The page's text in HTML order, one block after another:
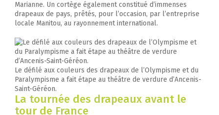
Marianne. Un cortège également constitué d’immenses
drapeaux de pays, prêtés, pour l’occasion, par l’entreprise
locale Manitou, au rayonnement international.
Le défilé aux couleurs des drapeaux de l’Olympisme et du
Paralympisme a fait étape au théâtre de verdure d’Ancenis-
Saint-Géréon.
La tournée des drapeaux avant le
tour de France